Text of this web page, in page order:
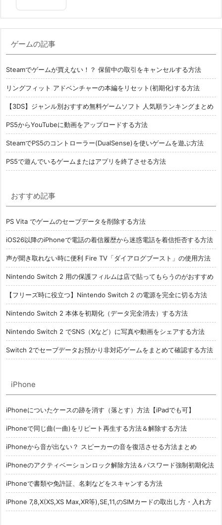
ゲームの記事
Steamでゲームが買えない！？ 保留中の取引をキャンセルする方法
リングフィット アドベンチャーの本編をリセット(初期化)する方法
【3DS】ジャンル別おすすめ無料ゲームソフト 人気順ランキングまとめ
PS5からYouTubeに動画をアップロードする方法
SteamでPS5のコントローラー(DualSense)を使いゲームを遊ぶ方法
PS5で遊んでいるゲームまたはアプリを終了させる方法
おすすめ記事
PS Vita でゲームのセーブデータを削除する方法
iOS26以降のiPhoneで電話の着信履歴から迷惑電話を着信拒否する方法
声が聞き取れない時に便利 Fire TV「ダイアログブースト」の使用方法
Nintendo Switch 2 用の保護フィルムは店で貼ってもらうのがおすすめ
【フリーズ時に役立つ】Nintendo Switch 2 の電源を完全に切る方法
Nintendo Switch 2 本体を初期化（データ完全消去）する方法
Nintendo Switch 2 でSNS（Xなど）に写真や動画をシェアする方法
Switch 2でセーブデータお預かり非対応ゲームをまとめて確認する方法
iPhone
iPhoneについたケースの跡を消す（落とす）方法【iPadでも可】
iPhoneで同じ曲(一曲)をリピート再生する方法＆解除する方法
iPhoneから音が出ない？ スピーカーの音を復活させる方法まとめ
iPhoneのアクティベーションロック解除方法＆パスワード強制初期化法
iPhoneで書類や免許証、名刺などをスキャンする方法
iPhone 7,8,X(XS,XS Max,XR等),SE,11,のSIMカードの取出し方・入れ方